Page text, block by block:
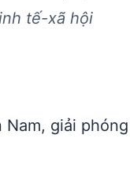
tế-xã hội
giải phóng